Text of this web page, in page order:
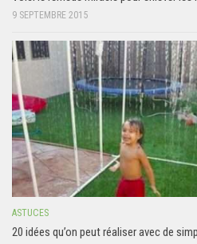
9 SEPTEMBRE 2015
ASTUCES
20 idées qu’on peut réaliser avec de